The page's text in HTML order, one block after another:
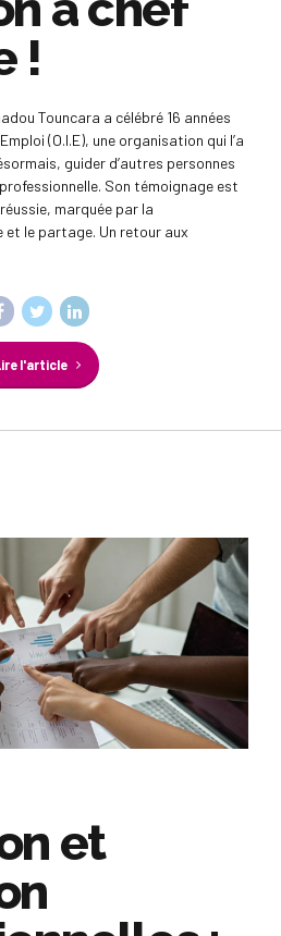
!
Touncara a célébré 16 années
(O.I.E), une organisation qui l’a
guider d’autres personnes
Son témoignage est
marquée par la
et le partage. Un retour aux
l'article
et